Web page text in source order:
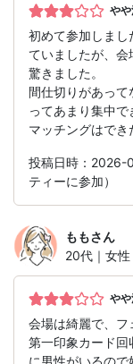
や
初めて参加しま
ていましたが、
驚きました。
間仕切りがあって
ってあまり集中で
マッチングはでき
投稿日時：2026-
ティーに参加）
ももさん
20代｜女性
や
会場は綺麗で、フ
第一印象カード